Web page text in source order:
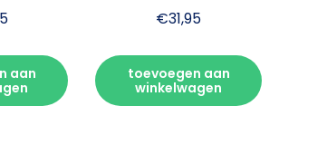
aan
€31,95
toevoegen aan
winkelwagen